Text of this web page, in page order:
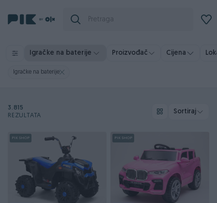
Igračke na baterije Proizvođač Cijena
Igračke na baterije
3.815
REZULTATA
Sortiraj
PIK SHOP PIK SHOP